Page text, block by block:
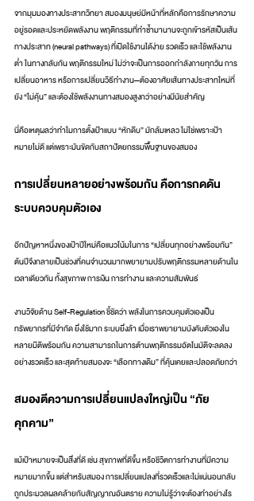
จากมุมมองทางประสาทวิทยา สมองมนุษย์มีหน้าที่หลักคือการรักษาความ
อยู่รอดและประหยัดพลังงาน พฤติกรรมที่ทำซ้ำมานานจะถูกเข้ารหัสเป็นเส้น
ทางประสาท (neural pathways) ที่เปิดใช้งานได้ง่าย รวดเร็ว และใช้พลังงาน
ต่ำ ในทางกลับกัน พฤติกรรมใหม่ ไม่ว่าจะเป็นการออกกำลังกายทุกวัน การ
เปลี่ยนอาหาร หรือการเปลี่ยนวิธีทำงาน—ต้องอาศัยเส้นทางประสาทใหม่ที่
ยัง “ไม่คุ้น” และต้องใช้พลังงานทางสมองสูงกว่าอย่างมีนัยสำคัญ
นี่คือเหตุผลว่าทำไมการตั้งเป้าแบบ “หักดิบ” มักล้มเหลว ไม่ใช่เพราะเป้า
หมายไม่ดี แต่เพราะมันขัดกับสถาปัตยกรรมพื้นฐานของสมอง
การเปลี่ยนหลายอย่างพร้อมกัน คือการกดดัน
ระบบควบคุมตัวเอง
อีกปัญหาหนึ่งของเป้าปีใหม่คือแนวโน้มในการ “เปลี่ยนทุกอย่างพร้อมกัน”
ต้นปีจึงกลายเป็นช่วงที่คนจำนวนมากพยายามปรับพฤติกรรมหลายด้านใน
เวลาเดียวกัน ทั้งสุขภาพ การเงิน การทำงาน และความสัมพันธ์
งานวิจัยด้าน Self-Regulation ชี้ชัดว่า พลังในการควบคุมตัวเองเป็น
ทรัพยากรที่มีจำกัด ยิ่งใช้มาก ระบบยิ่งล้า เมื่อเราพยายามบังคับตัวเองใน
หลายมิติพร้อมกัน ความสามารถในการต้านพฤติกรรมอัตโนมัติจะลดลง
อย่างรวดเร็ว และสุดท้ายสมองจะ “เลือกทางเดิม” ที่คุ้นเคยและปลอดภัยกว่า
สมองตีความการเปลี่ยนแปลงใหญ่เป็น “ภัย
คุกคาม”
แม้เป้าหมายจะเป็นสิ่งที่ดี เช่น สุขภาพที่ดีขึ้น หรือชีวิตการทำงานที่มีความ
หมายมากขึ้น แต่สำหรับสมอง การเปลี่ยนแปลงที่รวดเร็วและไม่แน่นอนกลับ
ถูกประมวลผลคล้ายกับสัญญาณอันตราย ความไม่รู้ว่าจะต้องทำอย่างไร